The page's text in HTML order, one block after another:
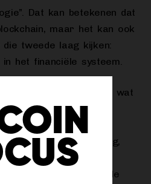
Dat kan betekenen dat
maar het kan ook
tweede laag kijken:
het financiële systeem.
: wat
Nakamoto heeft
verzameling van
Linked Lists, Hashing,
en veel meer. De
wordt vaak de